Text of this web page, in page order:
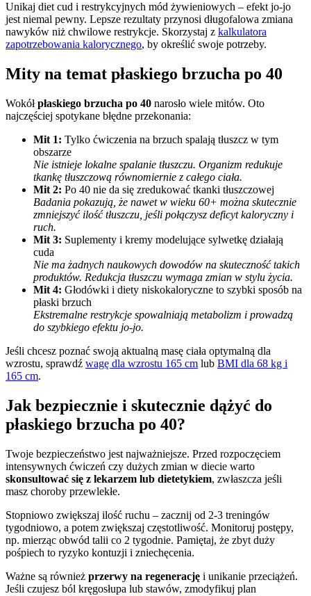
Unikaj diet cud i restrykcyjnych mód żywieniowych – efekt jo-jo
jest niemal pewny. Lepsze rezultaty przynosi długofalowa zmiana
nawyków niż chwilowe restrykcje. Skorzystaj z kalkulatora
zapotrzebowania kalorycznego, by określić swoje potrzeby.
Mity na temat płaskiego brzucha po 40
Wokółpłaskiego brzucha po 40 narosło wiele mitów. Oto
najczęściej spotykane błędne przekonania:
Mit 1: Tylko ćwiczenia na brzuch spalają tłuszcz w tym
obszarze
Nie istnieje lokalne spalanie tłuszczu. Organizm redukuje
tkankę tłuszczową równomiernie z całego ciała.
Mit 2: Po 40 nie da się zredukować tkanki tłuszczowej
Badania pokazują, że nawet w wieku 60+ można skutecznie
zmniejszyć ilość tłuszczu, jeśli połączysz deficyt kaloryczny i
ruch.
Mit 3: Suplementy i kremy modelujące sylwetkę działają
cuda
Nie ma żadnych naukowych dowodów na skuteczność takich
produktów. Redukcja tłuszczu wymaga zmian w stylu życia.
Mit 4: Głodówki i diety niskokaloryczne to szybki sposób na
płaski brzuch
Ekstremalne restrykcje spowalniają metabolizm i prowadzą
do szybkiego efektu jo-jo.
Jeśli chcesz poznać swoją aktualną masę ciała optymalną dla
wzrostu, sprawdź wagę dla wzrostu 165 cm lub BMI dla 68 kg i
165 cm.
Jak bezpiecznie i skutecznie dążyć do
płaskiego brzucha po 40?
Twoje bezpieczeństwo jest najważniejsze. Przed rozpoczęciem
intensywnych ćwiczeń czy dużych zmian w diecie warto
skonsultować się z lekarzem lub dietetykiem, zwłaszcza jeśli
masz choroby przewlekłe.
Stopniowo zwiększaj ilość ruchu – zacznij od 2-3 treningów
tygodniowo, a potem zwiększaj częstotliwość. Monitoruj postępy,
np. mierząc obwód talii co 2 tygodnie. Pamiętaj, że zbyt duży
pośpiech to ryzyko kontuzji i zniechęcenia.
Ważne są również przerwy na regenerację i unikanie przeciążeń.
Jeśli czujesz ból kręgosłupa lub stawów, zmodyfikuj plan